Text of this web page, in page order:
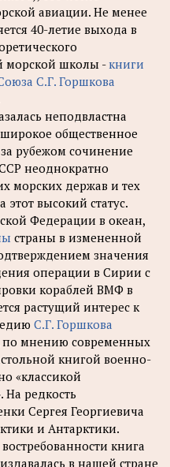
авиации. Не менее
40-летие выхода в
морской школы -книги
С.Г. Горшкова
неподвластна
общественное
рубежом сочинение
неоднократно
морских держав и тех
высокий статус.
Федерации в океан,
страны в измененной
значения
операции в Сирии с
кораблей ВМФ в
растущий интерес к
С.Г. Горшкова
по мнению современных
книгой военно-
«классикой
На редкость
Сергея Георгиевича
и Антарктики.
книга
в нашей стране